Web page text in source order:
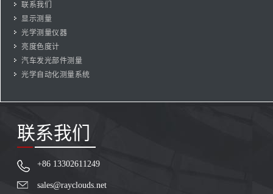
联系我们
显示测量
光学测量仪器
亮度色度计
汽车发光部件测量
光学自动化测量系统
联系我们
+86 13302611249
sales@rayclouds.net